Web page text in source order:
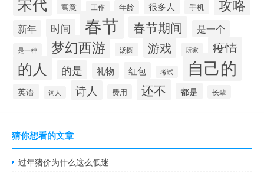
寓意 工作 年龄 很多人 手机 攻略
新年 时间 春节 春节期间 是一个
是一种 梦幻西游 汤圆 游戏 玩家 疫情
的人 的是 礼物 红包 考试 自己的
英语 词人 诗人 费用 还不 都是 长辈
猜你想看的文章
过年猪价为什么这么低迷